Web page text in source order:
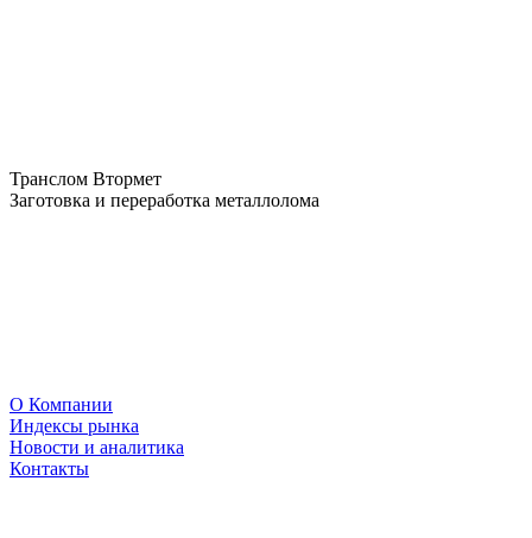
Транслом Втормет
Заготовка и переработка металлолома
О Компании
Индексы рынка
Новости и аналитика
Контакты